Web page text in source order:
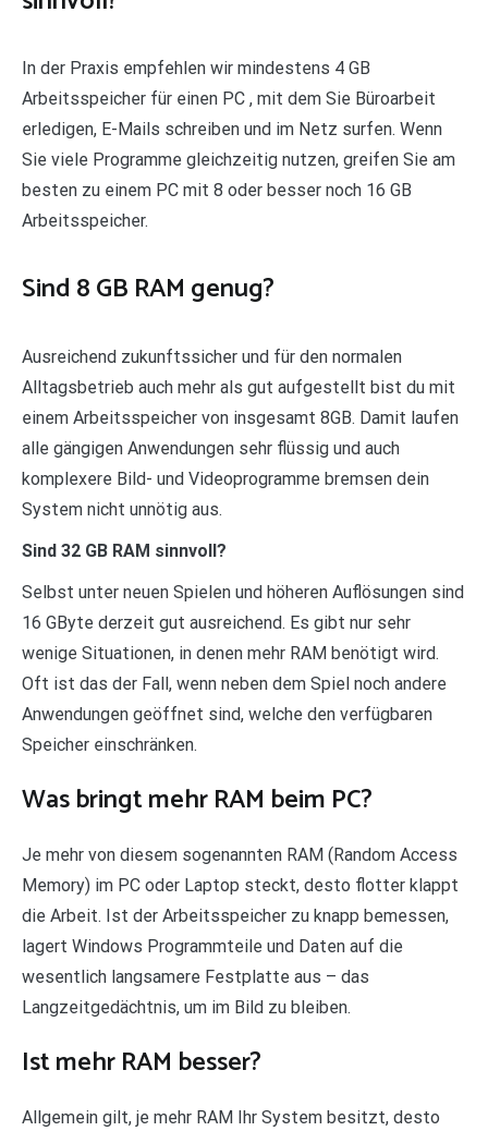
In der Praxis empfehlen wir mindestens 4 GB
Arbeitsspeicher für einen PC , mit dem Sie Büroarbeit
erledigen, E-Mails schreiben und im Netz surfen. Wenn
Sie viele Programme gleichzeitig nutzen, greifen Sie am
besten zu einem PC mit 8 oder besser noch 16 GB
Arbeitsspeicher.
Sind 8 GB RAM genug?
Ausreichend zukunftssicher und für den normalen
Alltagsbetrieb auch mehr als gut aufgestellt bist du mit
einem Arbeitsspeicher von insgesamt 8GB. Damit laufen
alle gängigen Anwendungen sehr flüssig und auch
komplexere Bild- und Videoprogramme bremsen dein
System nicht unnötig aus.
Sind 32 GB RAM sinnvoll?
Selbst unter neuen Spielen und höheren Auflösungen sind
16 GByte derzeit gut ausreichend. Es gibt nur sehr
wenige Situationen, in denen mehr RAM benötigt wird.
Oft ist das der Fall, wenn neben dem Spiel noch andere
Anwendungen geöffnet sind, welche den verfügbaren
Speicher einschränken.
Was bringt mehr RAM beim PC?
Je mehr von diesem sogenannten RAM (Random Access
Memory) im PC oder Laptop steckt, desto flotter klappt
die Arbeit. Ist der Arbeitsspeicher zu knapp bemessen,
lagert Windows Programmteile und Daten auf die
wesentlich langsamere Festplatte aus – das
Langzeitgedächtnis, um im Bild zu bleiben.
Ist mehr RAM besser?
Allgemein gilt, je mehr RAM Ihr System besitzt, desto